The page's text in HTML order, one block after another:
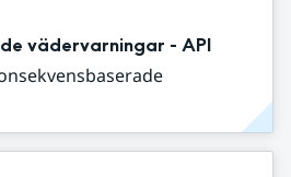
vädervarningar - API